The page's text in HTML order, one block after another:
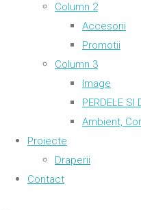
Column 2
Accesorii
Promotii
Column 3
Image
PERDELE SI
Ambient,
Proiecte
Draperii
Contact